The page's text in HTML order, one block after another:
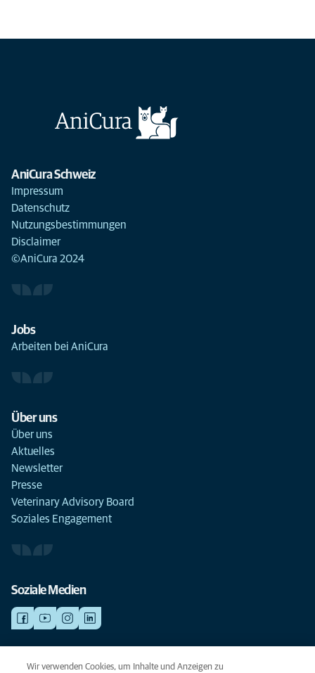
AniCura Schweiz
Impressum
Datenschutz
Nutzungsbestimmungen
Disclaimer
©AniCura 2024
Jobs
Arbeiten bei AniCura
Über uns
Über uns
Aktuelles
Newsletter
Presse
Veterinary Advisory Board
Soziales Engagement
Soziale Medien
NOTDIENSTE
Wir verwenden Cookies, um Inhalte und Anzeigen zu